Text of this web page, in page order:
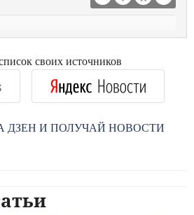
своих источников
ДЗЕН И ПОЛУЧАЙ НОВОСТИ